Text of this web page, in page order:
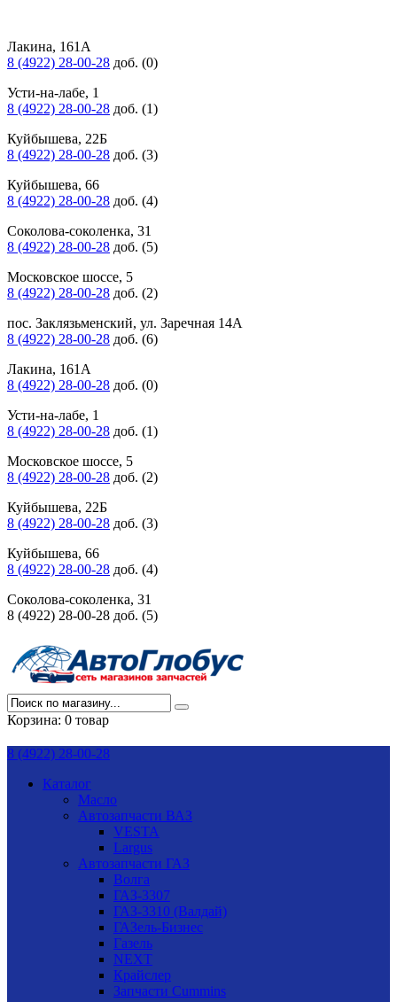
Лакина, 161А
8 (4922) 28-00-28 доб. (0)
Усти-на-лабе, 1
8 (4922) 28-00-28 доб. (1)
Куйбышева, 22Б
8 (4922) 28-00-28 доб. (3)
Куйбышева, 66
8 (4922) 28-00-28 доб. (4)
Соколова-соколенка, 31
8 (4922) 28-00-28 доб. (5)
Московское шоссе, 5
8 (4922) 28-00-28 доб. (2)
пос. Заклязьменский, ул. Заречная 14А
8 (4922) 28-00-28 доб. (6)
Лакина, 161А
8 (4922) 28-00-28 доб. (0)
Усти-на-лабе, 1
8 (4922) 28-00-28 доб. (1)
Московское шоссе, 5
8 (4922) 28-00-28 доб. (2)
Куйбышева, 22Б
8 (4922) 28-00-28 доб. (3)
Куйбышева, 66
8 (4922) 28-00-28 доб. (4)
Соколова-соколенка, 31
8 (4922) 28-00-28 доб. (5)
Корзина: 0 товар
8 (4922) 28-00-28
Каталог
Масло
Автозапчасти ВАЗ
VESTA
Largus
Автозапчасти ГАЗ
Волга
ГАЗ-3307
ГАЗ-3310 (Валдай)
ГАЗель-Бизнес
Газель
NEXT
Крайслер
Запчасти Cummins